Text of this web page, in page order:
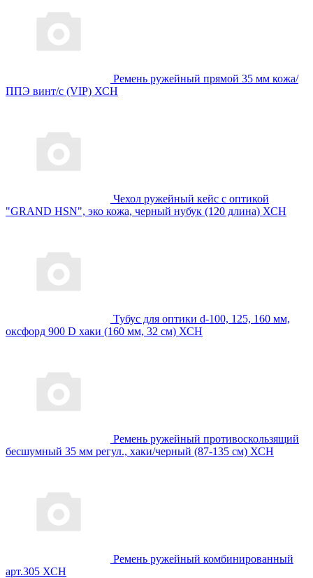
Ремень ружейный прямой 35 мм кожа/
ППЭ винт/с (VIP) ХСН
Чехол ружейный кейс с оптикой
"GRAND HSN", эко кожа, черный нубук (120 длина) ХСН
Тубус для оптики d-100, 125, 160 мм,
оксфорд 900 D хаки (160 мм, 32 см) ХСН
Ремень ружейный противоскользящий
бесшумный 35 мм регул., хаки/черный (87-135 см) ХСН
Ремень ружейный комбинированный
арт.305 ХСН